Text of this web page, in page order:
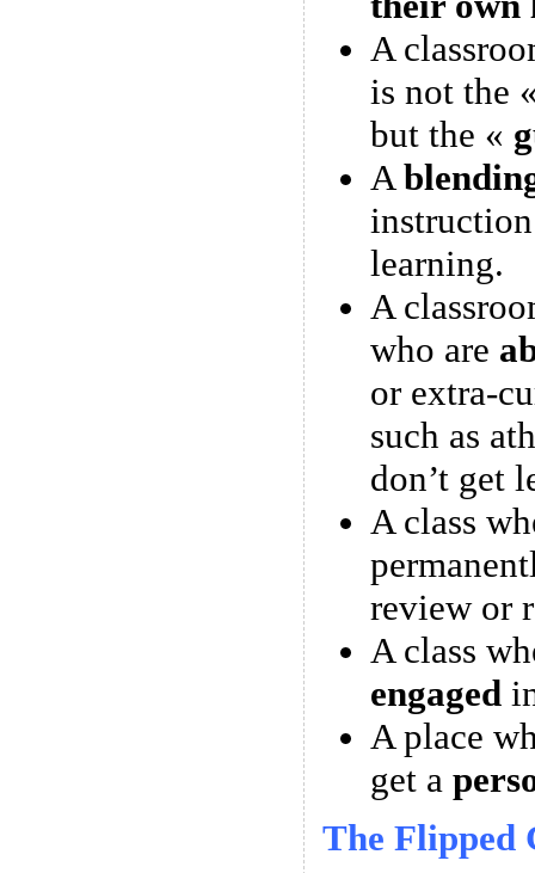
A
is not the
but the «
A
learning.
A
who are
or extra-
such as
don’t get
A class
review or
A class
engaged
A place
get a
The Flipped